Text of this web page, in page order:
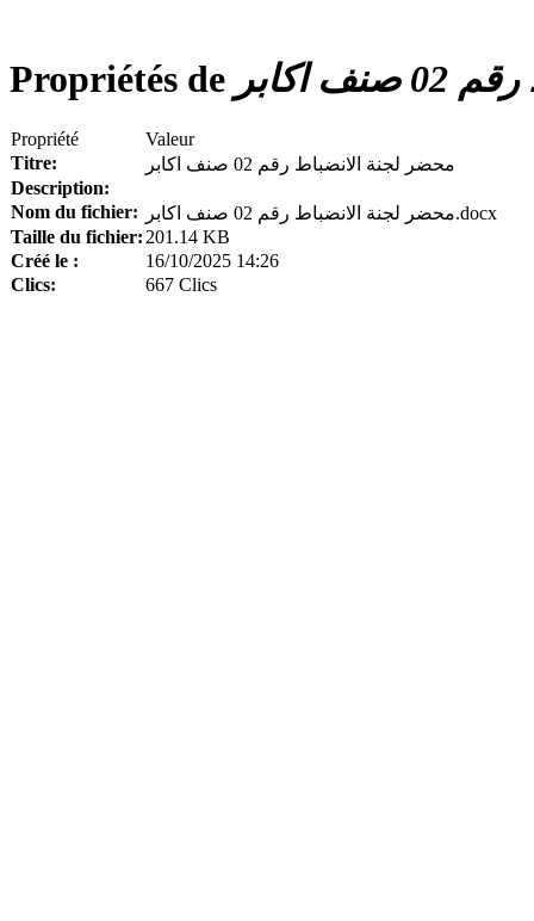
Propriétés de اكابر
Propriété
Valeur
Titre:
محضر لجنة الانضباط رقم 02 صنف اكابر
Description:
Nom du fichier:
محضر لجنة الانضباط رقم 02 صنف اكابر.docx
Taille du fichier: 201.14 KB
Créé le :
16/10/2025 14:26
Clics:
667 Clics